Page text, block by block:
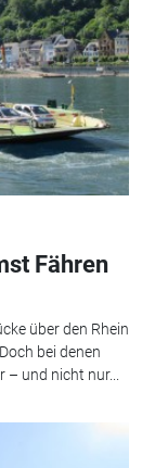
Fähren
über den Rhein
bei denen
und nicht nur...